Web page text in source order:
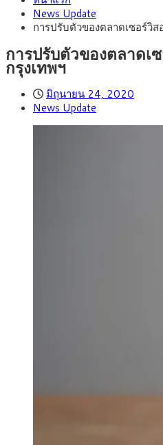
ใหญ่จากเยอรมนี
2569) ซื้อขายในกรอบ 33.40-
สิงหาคม 5, 2026 ครม.ไฟเขียวหลัก
หน้ารถไฟฟ้าสงขลา โมโนเรล
สิงหาคม 4, 2026 สธ.ชี้ รพ.รัฐแบกรั
รายหัวเพียง 2,618 บาท เสนอทบ
งานจริง
สิงหาคม 3, 2026 กรุงศรี คาดเงิน
33.00-33.60 ติดตามข้อมูลจ้างงา
News Update
การปรับตัวของตลาดเซอร์วิส
การปรับตัวของตลาดเ
กรุงเทพฯ
มิถุนายน 24, 2020
News Update